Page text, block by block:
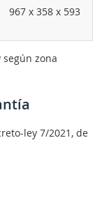
967 x 358 x 593
zona
ley 7/2021, de